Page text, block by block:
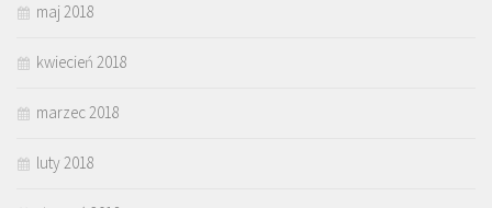
maj 2018
kwiecień 2018
marzec 2018
luty 2018